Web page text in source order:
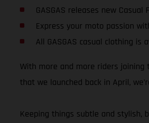
GASGAS releases new Casual
Express your moto passion
All GASGAS casual clothing is
With more and more riders joining
that we launched back in April,
Keeping things subtle and stylish,